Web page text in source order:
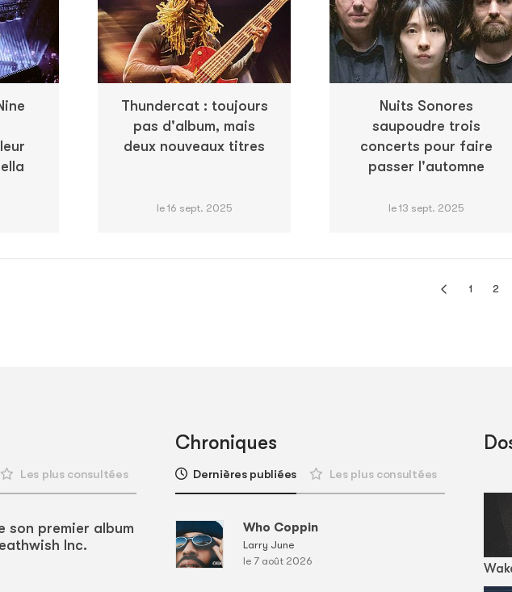
Thundercat : toujours
pas d'album, mais
deux nouveaux titres
le 16 sept. 2025
Nuits Sonores
saupoudre trois
concerts pour faire
passer l'automne
le 13 sept. 2025
1 2
Les plus consultées
son premier album
Inc.
Chroniques
Dernières publiées Les plus consultées
Who Coppin
Larry June
le 7 août 2026